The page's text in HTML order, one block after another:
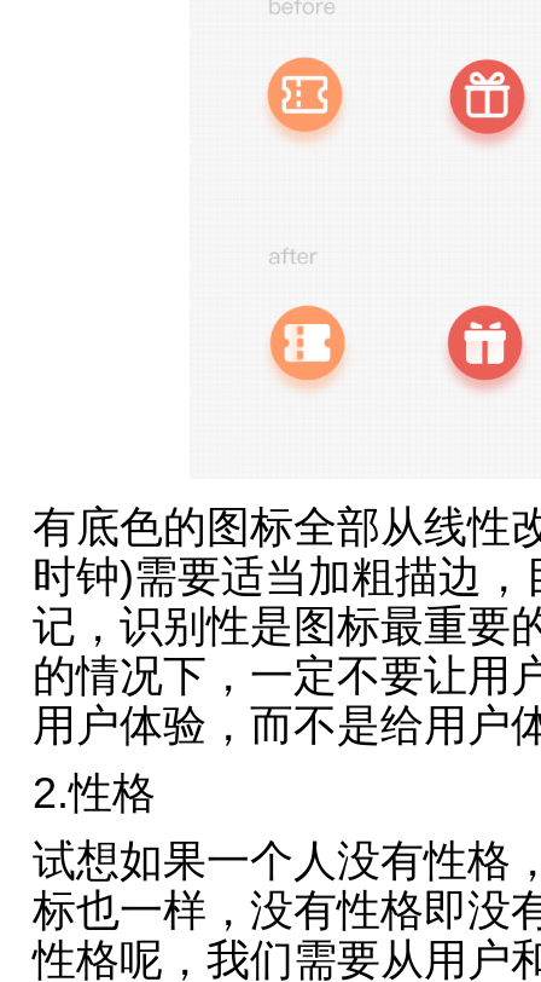
有底色的图标全部从线性
时钟)需要适当加粗描边
记，识别性是图标最重要
的情况下，一定不要让用
用户体验，而不是给用户
2.性格
试想如果一个人没有性格
标也一样，没有性格即没
性格呢，我们需要从用户